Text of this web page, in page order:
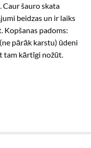
Caur šauro skata
beidzas un ir laiks
Kopšanas padoms:
pārāk karstu) ūdeni
tam kārtīgi nožūt.